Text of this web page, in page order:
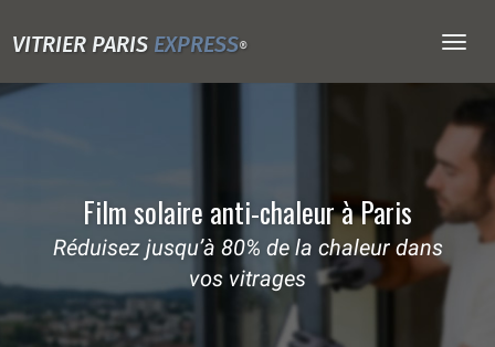
VITRIER PARIS EXPRESS®
Film solaire anti-chaleur à Paris
Réduisez jusqu’à 80% de la chaleur dans
vos vitrages